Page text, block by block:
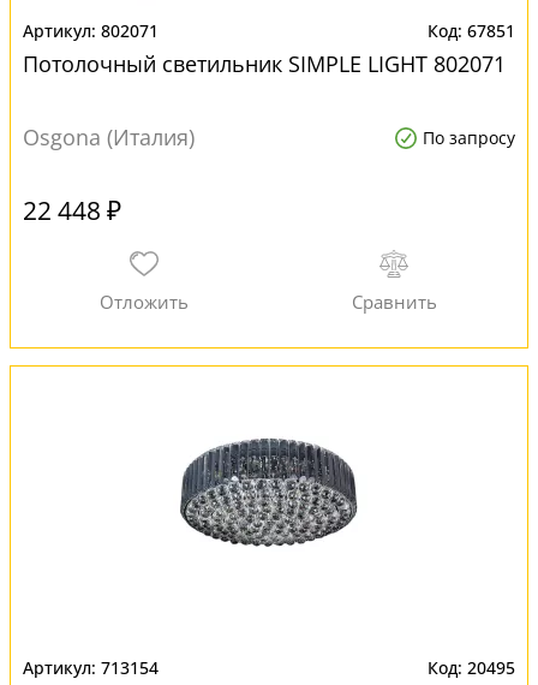
802071 67851
Потолочный светильник SIMPLE LIGHT 802071
Osgona (Италия) По запросу
22 448 ₽
713154 20495